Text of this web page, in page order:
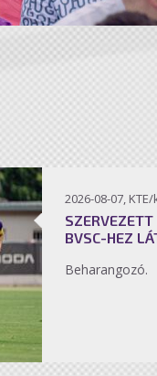
2026-08-07,
SZERVEZETT
BVSC-HEZ
Beharangozó.